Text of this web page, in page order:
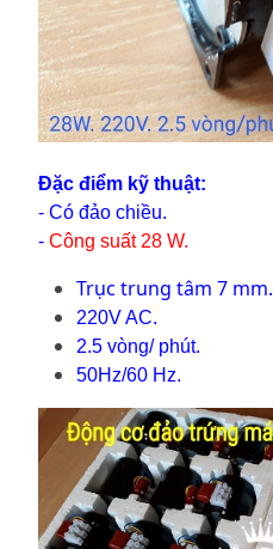
Đặc điểm kỹ thuật:
- Có đảo chiều.
- Công suất 28 W.
Trục trung tâm 7 mm.
220V AC.
2.5 vòng/ phút.
50Hz/60 Hz.